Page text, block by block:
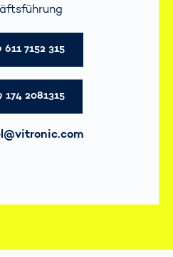
611 7152 315
174 2081315